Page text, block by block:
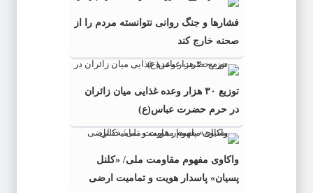
فشارها و جنگ روانی نتوانسته مردم را از
صحنه خارج کند
توزیع ۳۰ هزار وعده غذایی میان زائران
در حرم حضرت عباس(ع)
واکاوی مفهوم مقاومت ملی/ «کلنل
پسیان» پاسدار هویت و تمامیت ارضی